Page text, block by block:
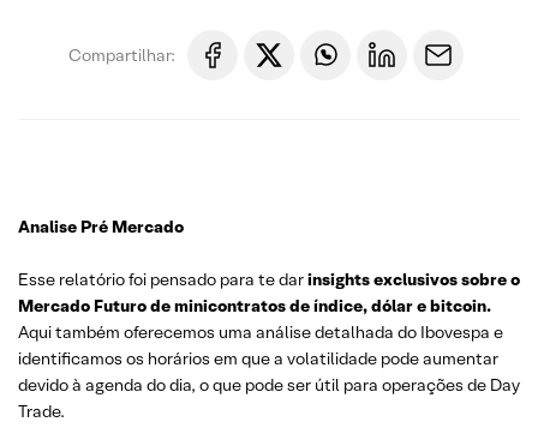
Compartilhar:
Analise Pré Mercado
Esse relatório foi pensado para te darinsights exclusivos sobre o
Mercado Futuro de minicontratos de índice, dólar e bitcoin.
Aqui também oferecemos uma análise detalhada do Ibovespa e
identificamos os horários em que a volatilidade pode aumentar
devido à agenda do dia, o que pode ser útil para operações de Day
Trade.